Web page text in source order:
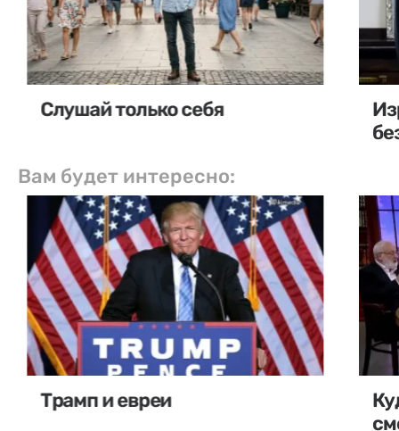
Слушай только себя
Вам будет интересно:
Трамп и евреи